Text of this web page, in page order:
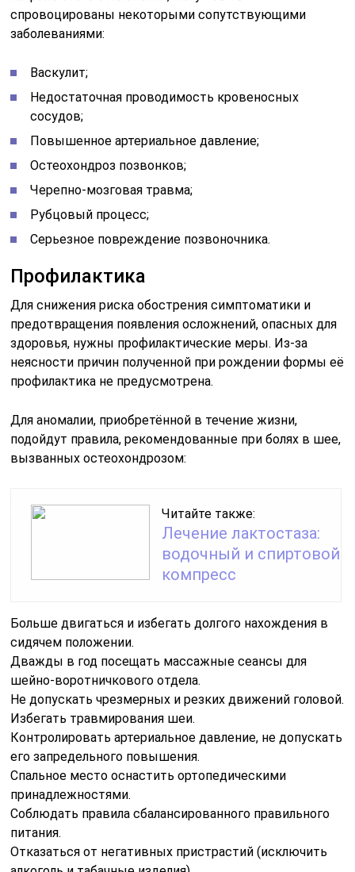
спровоцированы некоторыми сопутствующими
заболеваниями:
Васкулит;
Недостаточная проводимость кровеносных
сосудов;
Повышенное артериальное давление;
Остеохондроз позвонков;
Черепно-мозговая травма;
Рубцовый процесс;
Серьезное повреждение позвоночника.
Профилактика
Для снижения риска обострения симптоматики и
предотвращения появления осложнений, опасных для
здоровья, нужны профилактические меры. Из-за
неясности причин полученной при рождении формы её
профилактика не предусмотрена.
Для аномалии, приобретённой в течение жизни,
подойдут правила, рекомендованные при болях в шее,
вызванных остеохондрозом:
Читайте также:
Лечение лактостаза:
водочный и спиртовой
компресс
Больше двигаться и избегать долгого нахождения в
сидячем положении.
Дважды в год посещать массажные сеансы для
шейно-воротничкового отдела.
Не допускать чрезмерных и резких движений головой.
Избегать травмирования шеи.
Контролировать артериальное давление, не допускать
его запредельного повышения.
Спальное место оснастить ортопедическими
принадлежностями.
Соблюдать правила сбалансированного правильного
питания.
Отказаться от негативных пристрастий (исключить